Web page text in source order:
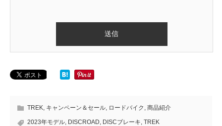
TREK キャンペーン＆セール ロードバイク 商品紹介
2023年モデル DISCROAD DISCブレーキ TREK